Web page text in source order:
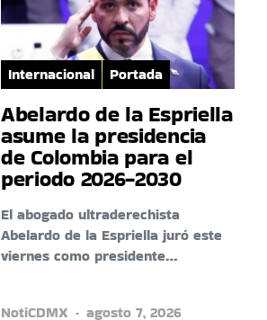
Internacional Portada
Abelardo de la Espriella
asume la presidencia
de Colombia para el
periodo 2026-2030
El abogado ultraderechista
Abelardo de la Espriella juró este
viernes como presidente…
NotiCDMX agosto 7, 2026